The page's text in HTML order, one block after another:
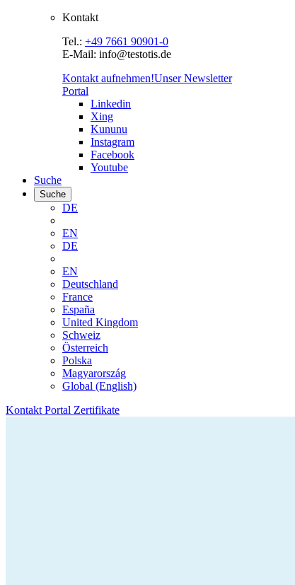
Kontakt
Tel.: +49 7661 90901-0
E-Mail: info@testotis.de
Kontakt aufnehmen!Unser Newsletter
Portal
Linkedin
Xing
Kununu
Instagram
Facebook
Youtube
Suche
Suche
DE
EN
DE
EN
Deutschland
France
España
United Kingdom
Schweiz
Österreich
Polska
Magyarország
Global (English)
Kontakt Portal Zertifikate